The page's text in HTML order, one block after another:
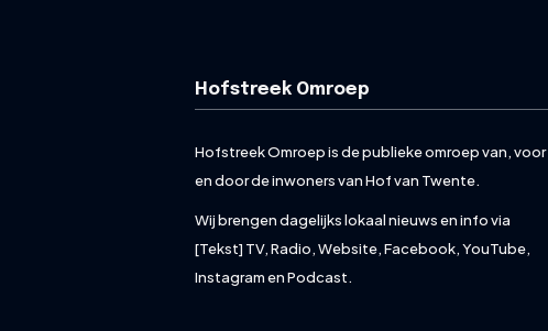
Hofstreek Omroep
Hofstreek Omroep is de publieke omroep van, voor
en door de inwoners van Hof van Twente.
Wij brengen dagelijks lokaal nieuws en info via
[Tekst] TV, Radio, Website, Facebook, YouTube,
Instagram en Podcast.